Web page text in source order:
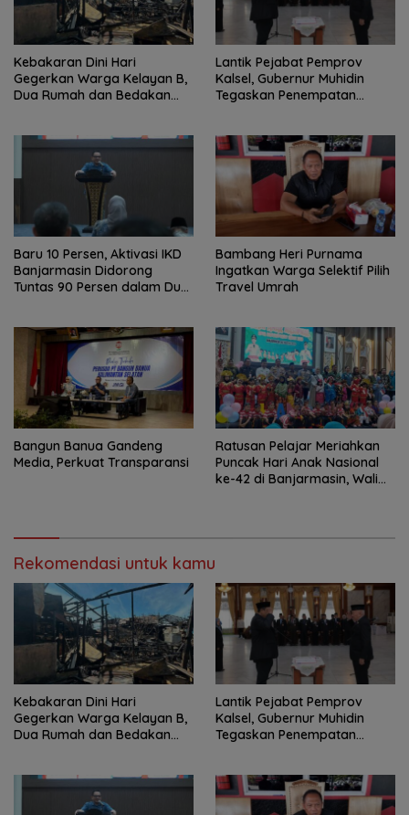
Kebakaran Dini Hari
Gegerkan Warga Kelayan B,
Dua Rumah dan Bedakan
Lantik Pejabat Pemprov
Kalsel, Gubernur Muhidin
Tegaskan Penempatan
Baru 10 Persen, Aktivasi IKD
Banjarmasin Didorong
Tuntas 90 Persen dalam Dua
Bambang Heri Purnama
Ingatkan Warga Selektif Pilih
Travel Umrah
Bangun Banua Gandeng
Media, Perkuat Transparansi
Ratusan Pelajar Meriahkan
Puncak Hari Anak Nasional
ke-42 di Banjarmasin, Wali
Rekomendasi untuk kamu
Kebakaran Dini Hari
Gegerkan Warga Kelayan B,
Dua Rumah dan Bedakan
Lantik Pejabat Pemprov
Kalsel, Gubernur Muhidin
Tegaskan Penempatan